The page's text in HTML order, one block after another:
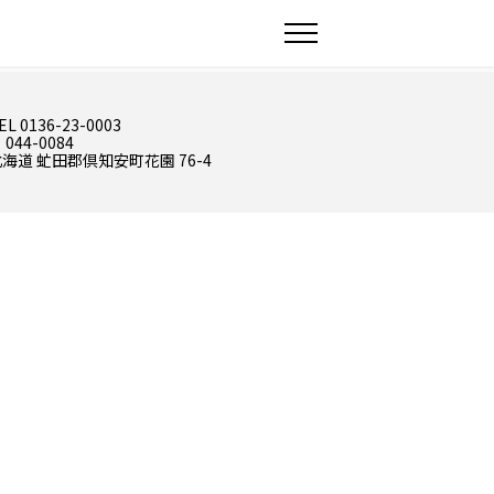
0136-23-0003
044-0084
道 虻田郡倶知安町花園 76-4